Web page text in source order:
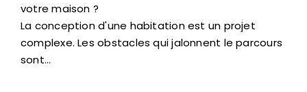
votre maison ?
La conception d'une habitation est un projet
complexe. Les obstacles qui jalonnent le parcours
sont…